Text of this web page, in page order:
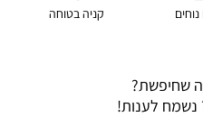
קניה בטוחה
שחיפשת?
נשמח לענות!